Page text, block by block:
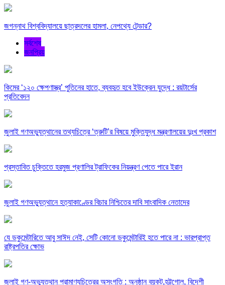
জগন্নাথ বিশ্ববিদ্যালয়ে ছাত্রদলের হামলা, নেপথ্যে টেন্ডার?
সর্বশেষ
জনপ্রিয়
কিমের ‘১২০ ক্ষেপণাস্ত্র’ পুতিনের হাতে, ব্যবহৃত হবে ইউক্রেন যুদ্ধে : রয়টার্সের
প্রতিবেদন
জুলাই গণঅভ্যুত্থানের তথ্যচিত্রে ‘ত্রুটি’র বিষয়ে মুক্তিযুদ্ধ মন্ত্রণালয়ের দুঃখ প্রকাশ
প্রস্তাবিত চুক্তিতে হরমুজ প্রণালির ট্রাফিকের নিয়ন্ত্রণ পেতে পারে ইরান
জুলাই গণঅভ্যুত্থানে হত্যাকাণ্ডের বিচার নিশ্চিতের দাবি সাংবাদিক নেতাদের
যে ডকুমেন্টারিতে আবু সাঈদ নেই, সেটি কোনো ডকুমেন্টারিই হতে পারে না : ভারপ্রাপ্ত
রাষ্ট্রপতির ক্ষোভ
জুলাই গণ-অভ্যুত্থান প্রামাণ্যচিত্রের অসংগতি : অনুষ্ঠান বয়কট,হট্টগোল, বিদেশী